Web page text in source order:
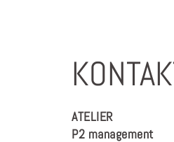
ATELIER
P2 management